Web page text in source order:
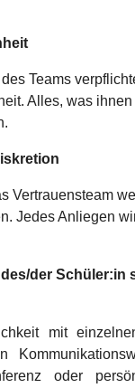
Teams
Alles, was
Vertrauensteam
Jedes Anliegen
der Schüler:in
mit
oder